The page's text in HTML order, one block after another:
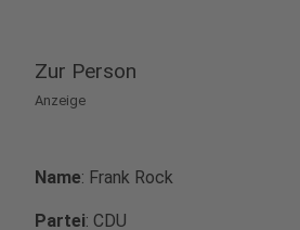
Zur Person
Anzeige
Name: Frank Rock
Partei: CDU